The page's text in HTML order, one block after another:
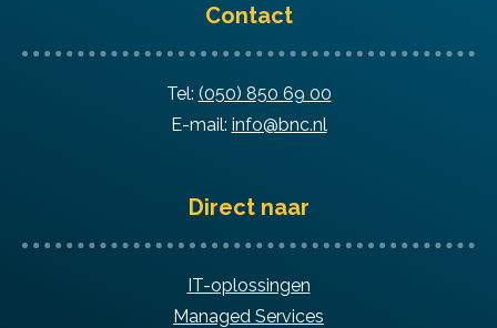
Contact
Tel: (050) 850 69 00
E-mail: info@bnc.nl
Direct naar
IT-oplossingen
Managed Services